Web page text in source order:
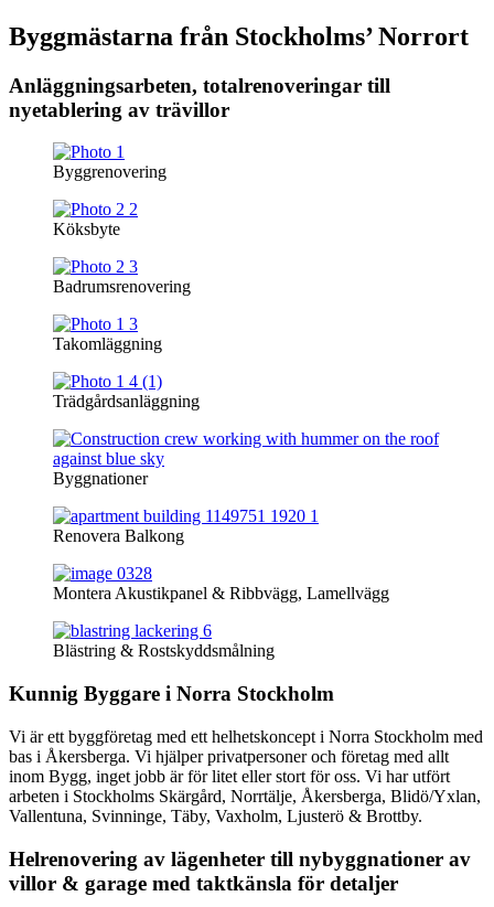
Byggmästarna från Stockholms’ Norrort
Anläggningsarbeten, totalrenoveringar till
nyetablering av trävillor
Byggrenovering
Köksbyte
Badrumsrenovering
Takomläggning
Trädgårdsanläggning
Byggnationer
Renovera Balkong
Montera Akustikpanel & Ribbvägg, Lamellvägg
Blästring & Rostskyddsmålning
Kunnig Byggare i Norra Stockholm
Vi är ett byggföretag med ett helhetskoncept i Norra Stockholm med
bas i Åkersberga. Vi hjälper privatpersoner och företag med allt
inom Bygg, inget jobb är för litet eller stort för oss. Vi har utfört
arbeten i Stockholms Skärgård, Norrtälje, Åkersberga, Blidö/Yxlan,
Vallentuna, Svinninge, Täby, Vaxholm, Ljusterö & Brottby.
Helrenovering av lägenheter till nybyggnationer av
villor & garage med taktkänsla för detaljer